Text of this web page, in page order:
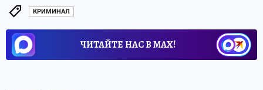
КРИМИНАЛ
ЧИТАЙТЕ НАС В МАХ!